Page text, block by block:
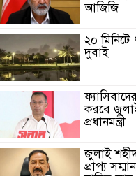
আজিজি
২০
দুবাই
করবে
প্রধানমন্ত্রী
জুলাই
প্রাপ্য
দায়িত্ব-